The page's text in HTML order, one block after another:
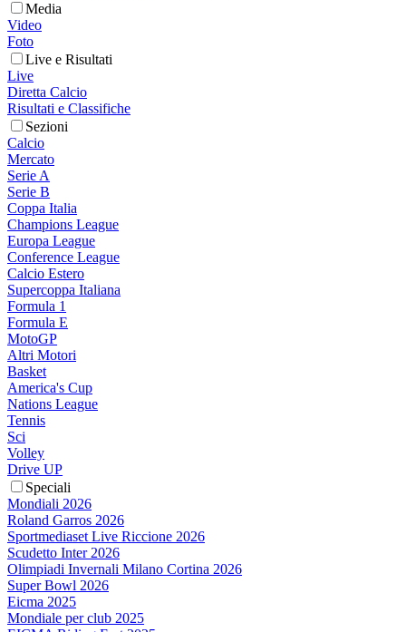
Media
Video
Foto
Live e Risultati
Live
Diretta Calcio
Risultati e Classifiche
Sezioni
Calcio
Mercato
Serie A
Serie B
Coppa Italia
Champions League
Europa League
Conference League
Calcio Estero
Supercoppa Italiana
Formula 1
Formula E
MotoGP
Altri Motori
Basket
America's Cup
Nations League
Tennis
Sci
Volley
Drive UP
Speciali
Mondiali 2026
Roland Garros 2026
Sportmediaset Live Riccione 2026
Scudetto Inter 2026
Olimpiadi Invernali Milano Cortina 2026
Super Bowl 2026
Eicma 2025
Mondiale per club 2025